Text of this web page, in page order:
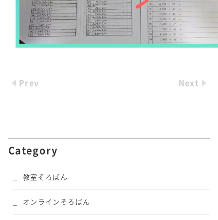
Prev Next
Category
教室そろばん
オンラインそろばん